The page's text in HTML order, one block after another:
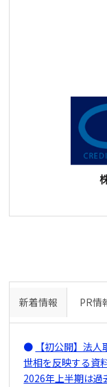
新着情報 PR情
【初公開】法
世相を反映する資
2026年上半期は過